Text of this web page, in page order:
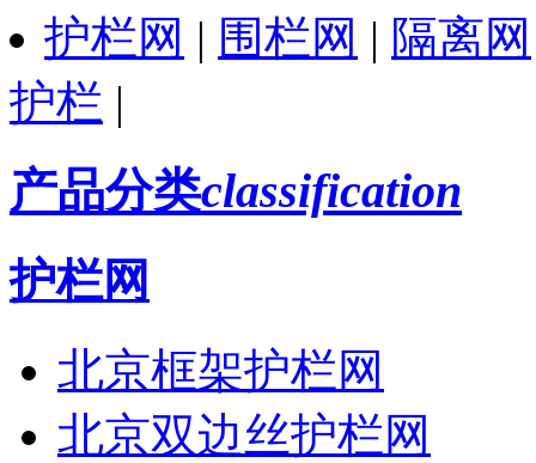
护栏网 | 围栏网 | 隔离网
护栏 |
产品分类classification
护栏网
北京框架护栏网
北京双边丝护栏网